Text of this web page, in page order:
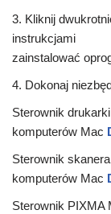
3. Kliknij
instrukcjami
zainstalować
4. Dokonaj
Sterownik
komputerów Mac
Sterownik
komputerów Mac
Sterownik PIXMA